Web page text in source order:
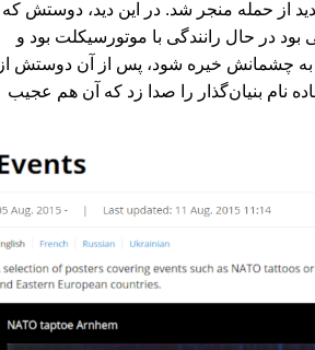
از حمله منجر شد. در این دید، دوستش که
در حال رانندگی با موتورسیکلت بود و
به چشمانش خیره شود، پس از آن دوستش از
نام بنیان‌گذار را صدا زد که آن هم عجیب